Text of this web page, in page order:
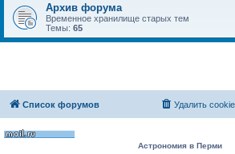
Архив форума
Временное хранилище старых тем
Темы: 65
Список форумов Удалить
Астрономия в Перми